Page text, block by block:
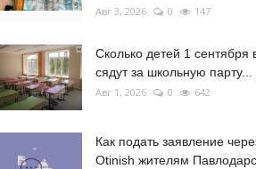
Авг 3, 2026 0 147
Сколько детей 1 сентября
сядут за школьную парту...
Авг 1, 2026 0 642
Как подать заявление
Otinish жителям